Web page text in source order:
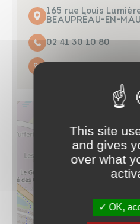
165 rue Louis
BEAUPRÉAU-EN-
02 41 30 10 80
This site
and gives
over what
OK,